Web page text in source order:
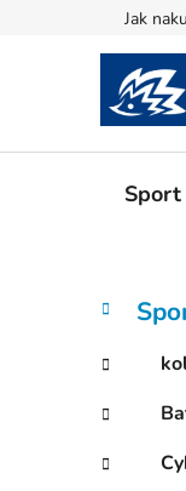
Jak
Sport
P
s
r
a
Přeskočit
kategorie
K
a
e
g
o
r